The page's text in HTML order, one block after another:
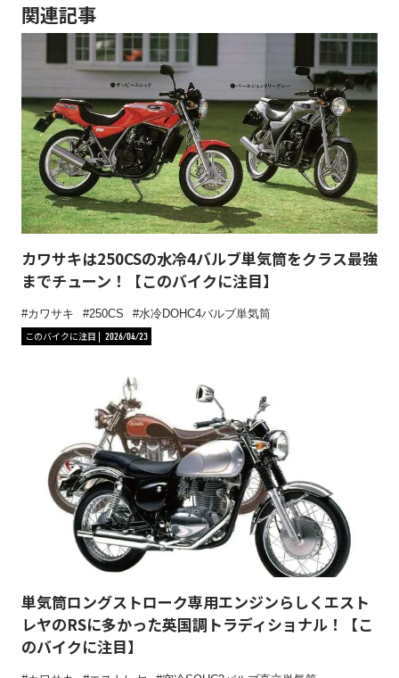
関連記事
カワサキは250CSの水冷4バルブ単気筒をクラス最強
までチューン！【このバイクに注目】
カワサキ 250CS
水冷DOHC4バルブ単気筒
このバイクに注目
2026/04/23
単気筒ロングストローク専用エンジンらしくエスト
レヤのRSに多かった英国調トラディショナル！【こ
のバイクに注目】